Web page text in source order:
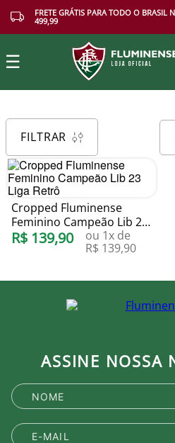
FRETE GRÁTIS PARA TODO O BRASIL
499,99
☰
FILTRAR
Cropped Fluminense
Feminino Campeão Lib 23
Liga Retrô
R$ 139,90 ou 1x de
R$ 139,90
ASSINE NOSSA